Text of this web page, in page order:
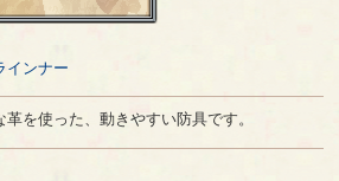
インナー
革を使った、動きやすい防具です。